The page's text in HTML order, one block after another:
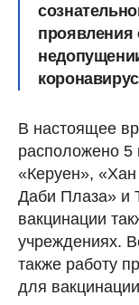
проявления
В настоящее
расположено 5
«Керуен»,
Даби Плаза» и
вакцинации
учреждениях.
также работу
для